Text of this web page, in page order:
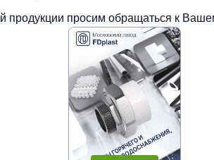
продукции просим обращаться к